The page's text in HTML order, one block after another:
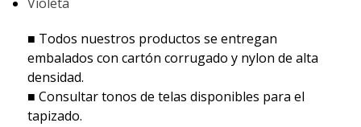
■ Todos nuestros productos se entregan
embalados con cartón corrugado y nylon de alta
densidad.
■ Consultar tonos de telas disponibles para el
tapizado.